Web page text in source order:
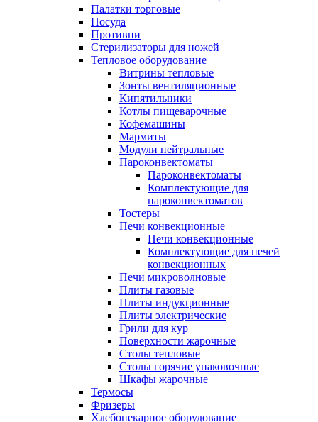
Палатки торговые
Посуда
Противни
Стерилизаторы для ножей
Тепловое оборудование
Витрины тепловые
Зонты вентиляционные
Кипятильники
Котлы пищеварочные
Кофемашины
Мармиты
Модули нейтральные
Пароконвектоматы
Пароконвектоматы
Комплектующие для
пароконвектоматов
Тостеры
Печи конвекционные
Печи конвекционные
Комплектующие для печей
конвекционных
Печи микроволновые
Плиты газовые
Плиты индукционные
Плиты электрические
Грили для кур
Поверхности жарочные
Столы тепловые
Столы горячие упаковочные
Шкафы жарочные
Термосы
Фризеры
Хлебопекарное оборудование